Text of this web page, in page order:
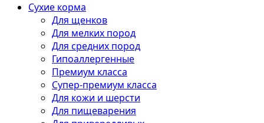
Сухие корма
Для щенков
Для мелких пород
Для средних пород
Гипоаллергенные
Премиум класса
Супер-премиум класса
Для кожи и шерсти
Для пищеварения